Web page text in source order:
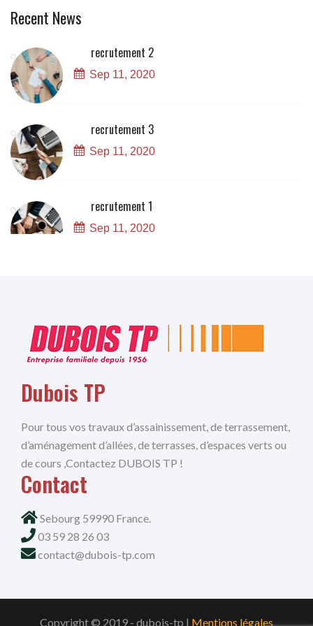
Recent News
recrutement 2
Sep 11, 2020
recrutement 3
Sep 11, 2020
recrutement 1
Sep 11, 2020
Dubois TP
Pour tous vos travaux d’assainissement, de terrassement,
d’aménagement d’allées, de terrasses, d’espaces verts ou
de cours ,Contactez DUBOIS TP !
Contact
Sebourg 59990 France.
03 59 28 26 03
contact@dubois-tp.com
Copyright © 2019 - dubois-tp | Mentions légales